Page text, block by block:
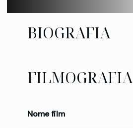
BIOGRAFIA
FILMOGRAFIA
Nome film